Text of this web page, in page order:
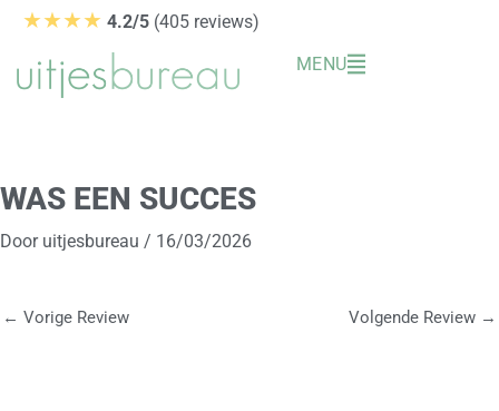
de
★★★★ 4.2/5 (405 reviews)
MENU
WAS EEN SUCCES
Door uitjesbureau / 16/03/2026
← Vorige Review Volgende Review →